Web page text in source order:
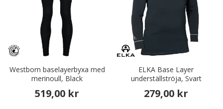
Westborn baselayerbyxa med
merinoull, Black
519,00 kr
ELKA Base Layer
underställströja, Svart
279,00 kr